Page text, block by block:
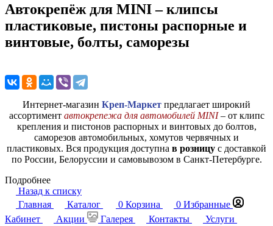
Автокрепёж для MINI – клипсы
пластиковые, пистоны распорные и
винтовые, болты, саморезы
Интернет-магазин Креп-Маркет предлагает широкий
ассортимент автокрепежа для автомобилей MINI– от клипс
крепления и пистонов распорных и винтовых до болтов,
саморезов автомобильных, хомутов червячных и
пластиковых. Вся продукция доступна в розницу с доставкой
по России, Белоруссии и самовывозом в Санкт-Петербурге.
Подробнее
Назад к списку
Главная
Каталог 0 Корзина 0 Избранные
Кабинет
Акции Галерея Контакты
Услуги